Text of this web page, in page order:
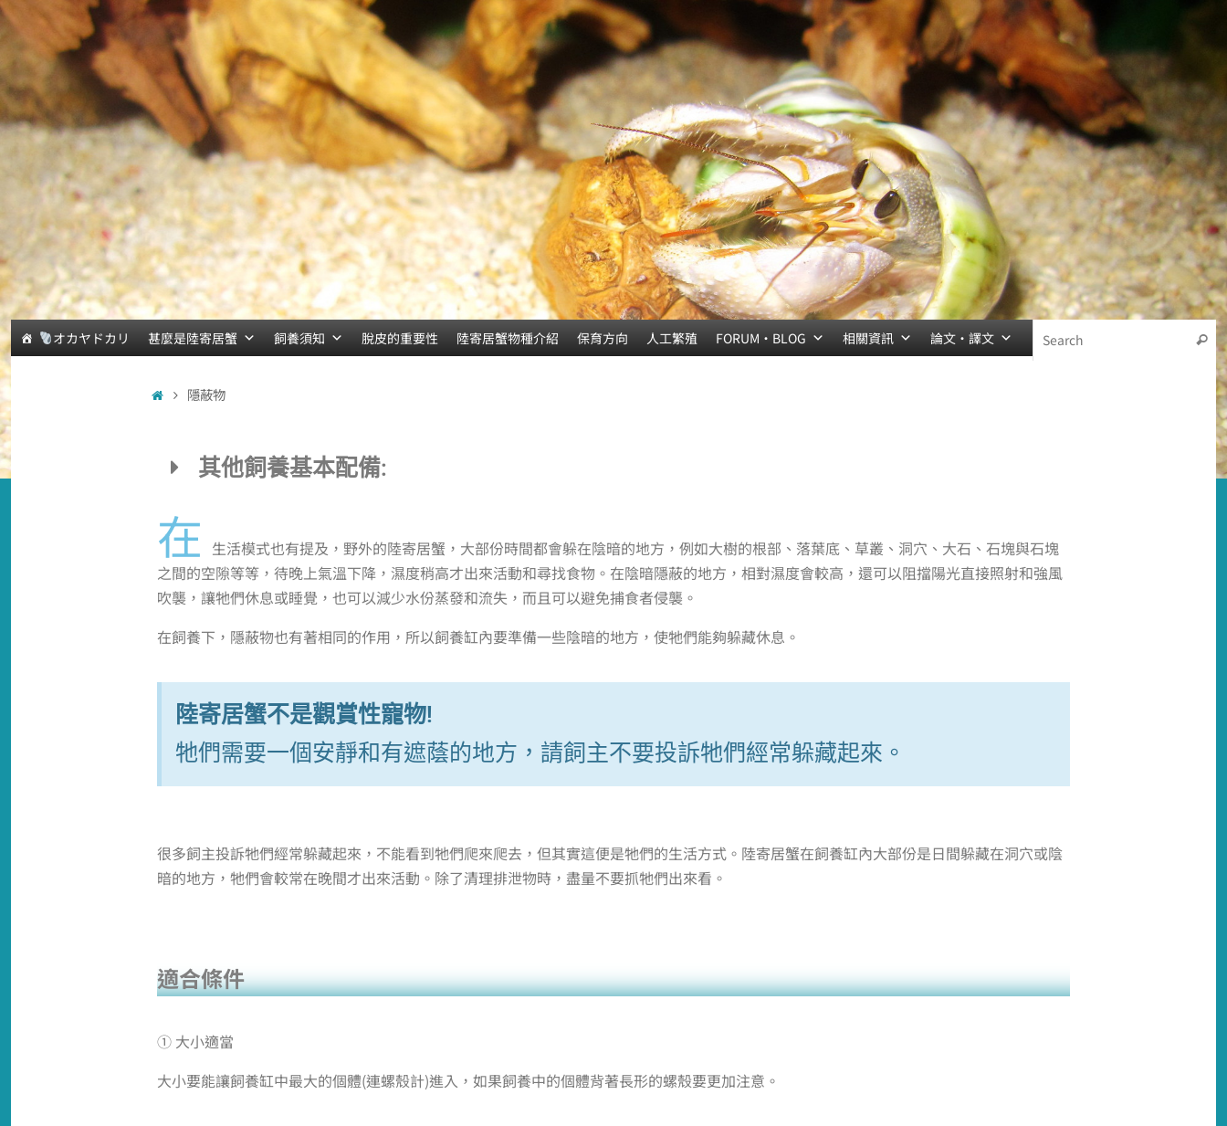
オカヤドカリ 甚麼是陸寄居蟹 飼養須知 脫皮的重要性 陸寄居蟹物種介紹 保育方向 人工繁殖 FORUM‧BLOG 相關資訊 論文‧譯文
隱蔽物
其他飼養基本配備:
在 生活模式也有提及，野外的陸寄居蟹，大部份時間都會躲在陰暗的地方，例如大樹的根部、落葉底、草叢、洞穴、大石、石塊與石塊
之間的空隙等等，待晚上氣溫下降，濕度稍高才出來活動和尋找食物。在陰暗隱蔽的地方，相對濕度會較高，還可以阻擋陽光直接照射和強風
吹襲，讓牠們休息或睡覺，也可以減少水份蒸發和流失，而且可以避免捕食者侵襲。
在飼養下，隱蔽物也有著相同的作用，所以飼養缸內要準備一些陰暗的地方，使牠們能夠躲藏休息。
陸寄居蟹不是觀賞性寵物!
牠們需要一個安靜和有遮蔭的地方，請飼主不要投訴牠們經常躲藏起來。
很多飼主投訴牠們經常躲藏起來，不能看到牠們爬來爬去，但其實這便是牠們的生活方式。陸寄居蟹在飼養缸內大部份是日間躲藏在洞穴或陰
暗的地方，牠們會較常在晚間才出來活動。除了清理排泄物時，盡量不要抓牠們出來看。
適合條件
① 大小適當
大小要能讓飼養缸中最大的個體(連螺殼計)進入，如果飼養中的個體背著長形的螺殼要更加注意。